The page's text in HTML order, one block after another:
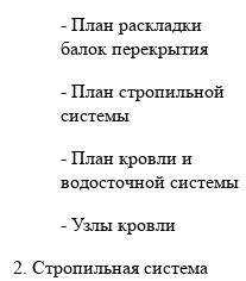
- План раскладки
балок перекрытия
- План стропильной
системы
- План кровли и
водосточной системы
- Узлы кровли
2. Стропильная система